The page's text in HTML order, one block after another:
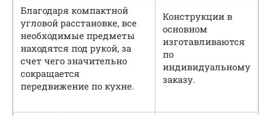
Благодаря компактной
угловой расстановке, все
необходимые предметы
находятся под рукой, за
счет чего значительно
сокращается
передвижение по кухне.
Конструкции в
основном
изготавливаются
по
индивидуальному
заказу.